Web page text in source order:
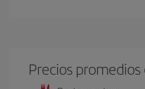
Precios promedios